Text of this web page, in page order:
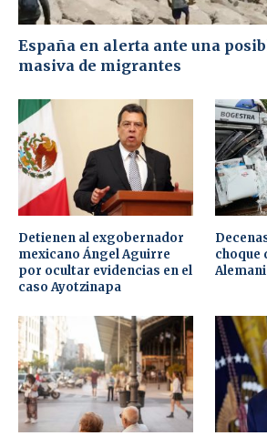
España en alerta ante una
masiva de migrantes
Detienen al exgobernador
mexicano Ángel Aguirre
por ocultar evidencias en el
caso Ayotzinapa
choque